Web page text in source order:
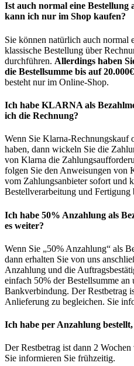
Ist auch normal eine Bestellung
kann ich nur im Shop kaufen?
Sie können natürlich auch normal
klassische Bestellung über
durchführen. Allerdings haben
die Bestellsumme bis auf
besteht nur im Online-Shop.
Ich habe KLARNA als
ich die Rechnung?
Wenn Sie Klarna-Rechnungskauf
haben, dann wickeln Sie die
von Klarna die
folgen Sie den Anweisungen von
vom Zahlungsanbieter sofort und
Bestellverarbeitung und Fertigung
Ich habe 50% Anzahlung als
es weiter?
Wenn Sie „50% Anzahlung“ als
dann erhalten Sie von uns
Anzahlung und die
einfach 50% der Bestellsumme
Bankverbindung. Der Restbetrag
Anlieferung zu begleichen. Sie
Ich habe per Anzahlung
Der Restbetrag ist dann 2
Sie informieren Sie frühzeitig.